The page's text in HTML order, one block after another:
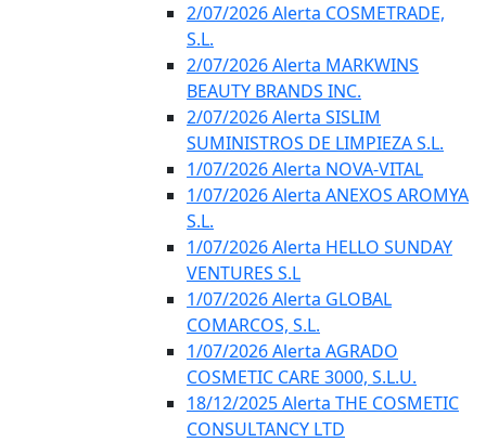
2/07/2026 Alerta COSMETRADE,
S.L.
2/07/2026 Alerta MARKWINS
BEAUTY BRANDS INC.
2/07/2026 Alerta SISLIM
SUMINISTROS DE LIMPIEZA S.L.
1/07/2026 Alerta NOVA-VITAL
1/07/2026 Alerta ANEXOS AROMYA
S.L.
1/07/2026 Alerta HELLO SUNDAY
VENTURES S.L
1/07/2026 Alerta GLOBAL
COMARCOS, S.L.
1/07/2026 Alerta AGRADO
COSMETIC CARE 3000, S.L.U.
18/12/2025 Alerta THE COSMETIC
CONSULTANCY LTD